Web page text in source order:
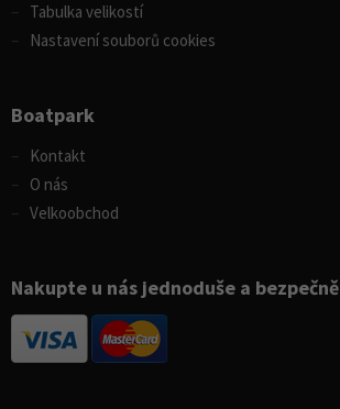
Tabulka velikostí
Nastavení souborů cookies
Boatpark
Kontakt
O nás
Velkoobchod
Nakupte u nás jednoduše a bezpečně